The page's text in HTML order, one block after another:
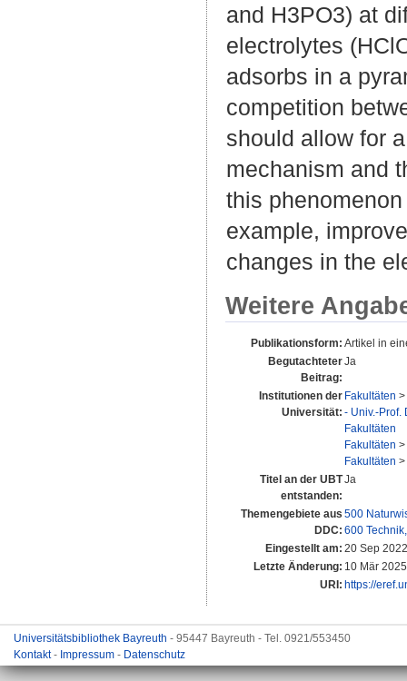
and H3PO3) at
electrolytes
adsorbs in a
competition
should allow for
mechanism and
this
example,
changes in the
Weitere
Publikationsform: Artikel in
Begutachteter
Beitrag:
Ja
Institutionen der
Universität:
Fakultäten >
- Univ.-Prof.
Fakultäten
Fakultäten >
Fakultäten >
Titel an der UBT
entstanden:
Ja
Themengebiete aus
DDC:
500
600
Eingestellt am: 20 Sep
Letzte Änderung: 10 Mär
URI: https://
Universitätsbibliothek Bayreuth - 95447 Bayreuth - Tel. 0921/553450
Kontakt- Impressum - Datenschutz